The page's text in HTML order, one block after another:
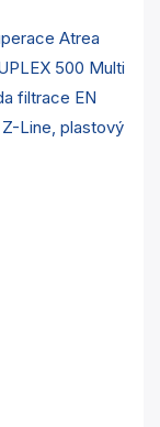
Atrea
500 Multi
filtrace EN
Line, plastový